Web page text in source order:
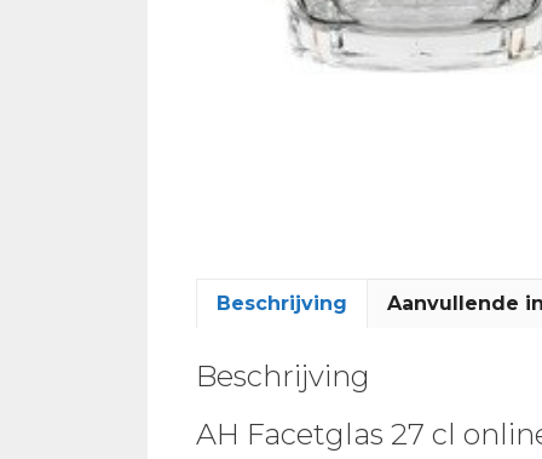
Beschrijving Aanvullende
Beschrijving
AH Facetglas 27 cl